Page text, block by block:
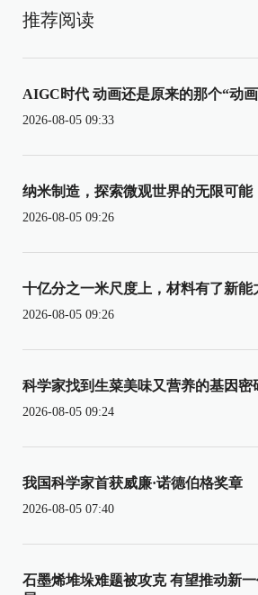
推荐阅读
AIGC时代 动画还是原来的那个“动
2026-08-05 09:33
纳米制造，探索微观世界的无限可能
2026-08-05 09:26
十亿分之一米尺度上，材料有了新能
2026-08-05 09:26
科学家找到生菜美味又营养的基因密
2026-08-05 09:24
我国科学家首获威廉·诺德伯格奖章
2026-08-05 07:40
石墨烯堆垛难题被攻克 有望推动新